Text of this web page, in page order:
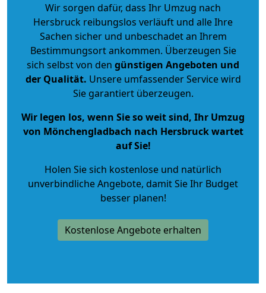
Wir sorgen dafür, dass Ihr Umzug nach
Hersbruck reibungslos verläuft und alle Ihre
Sachen sicher und unbeschadet an Ihrem
Bestimmungsort ankommen. Überzeugen Sie
sich selbst von den günstigen Angeboten und
der Qualität. Unsere umfassender Service wird
Sie garantiert überzeugen.
Wir legen los, wenn Sie so weit sind, Ihr Umzug
von Mönchengladbach nach Hersbruck wartet
auf Sie!
Holen Sie sich kostenlose und natürlich
unverbindliche Angebote, damit Sie Ihr Budget
besser planen!
Kostenlose Angebote erhalten